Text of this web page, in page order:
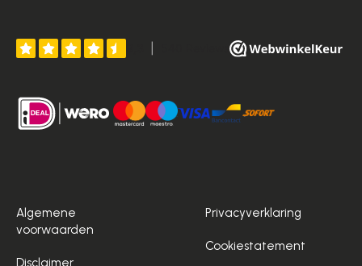
Algemene
voorwaarden
Disclaimer
Privacyverklaring
Cookiestatement